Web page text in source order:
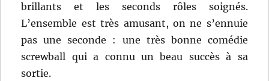
brillants et les seconds rôles soignés.
L’ensemble est très amusant, on ne s’ennuie
pas une seconde : une très bonne comédie
screwball qui a connu un beau succès à sa
sortie.